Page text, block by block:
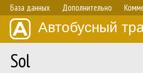
База данных Дополнительно
Автобусный
Sol